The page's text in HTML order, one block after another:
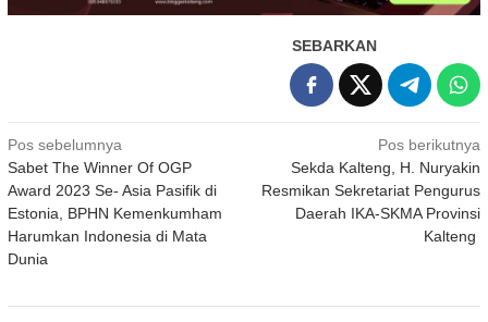
SEBARKAN
Navigasi
pos
Pos sebelumnya
Sabet The Winner Of OGP
Award 2023 Se- Asia Pasifik di
Estonia, BPHN Kemenkumham
Harumkan Indonesia di Mata
Dunia
Pos berikutnya
Sekda Kalteng, H. Nuryakin
Resmikan Sekretariat Pengurus
Daerah IKA-SKMA Provinsi
Kalteng